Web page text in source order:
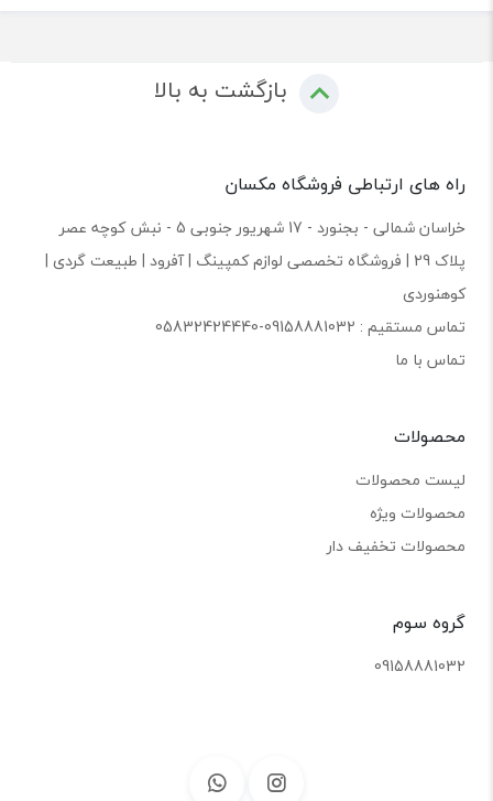
بازگشت به بالا
راه های ارتباطی فروشگاه مکسان
خراسان شمالی - بجنورد - 17 شهریور جنوبی 5 - نبش کوچه عصر
پلاک 29 | فروشگاه تخصصی لوازم کمپینگ | آفرود | طبیعت گردی |
کوهنوردی
تماس مستقیم : 09158881032-05832424440
تماس با ما
محصولات
لیست محصولات
محصولات ویژه
محصولات تخفیف دار
گروه سوم
09158881032